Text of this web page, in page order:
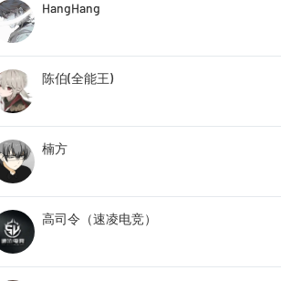
HangHang
陈伯(全能王)
楠方
高司令（速凌电竞）